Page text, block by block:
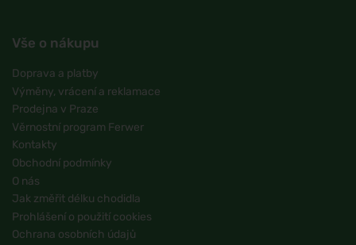
Vše o nákupu
Doprava a platby
Výměny, vrácení a reklamace
Prodejna v Praze
Věrnostní program Ferwer
Kontakty
Obchodní podmínky
O nás
Jak změřit délku chodidla
Prohlášení o použití cookies
Ochrana osobních údajů